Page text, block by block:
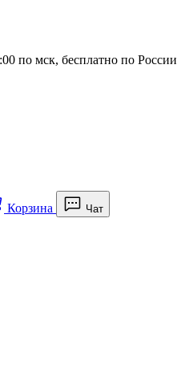
по мск, бесплатно по России
Корзина Чат